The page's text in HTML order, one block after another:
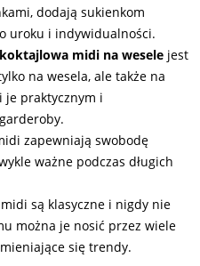
dodają sukienkom
uroku i indywidualności.
midi na wesele jest
na wesela, ale także na
je praktycznym i
zapewniają swobodę
ważne podczas długich
są klasyczne i nigdy nie
można je nosić przez wiele
się trendy.